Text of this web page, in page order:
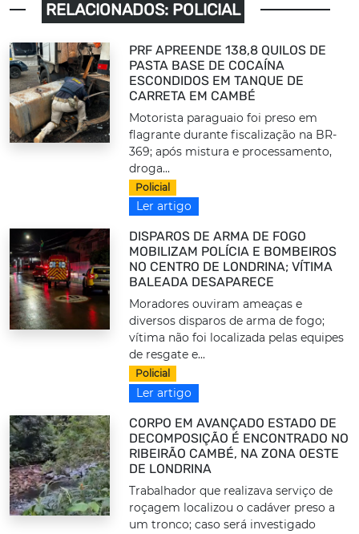
RELACIONADOS: POLICIAL
PRF APREENDE 138,8 QUILOS DE
PASTA BASE DE COCAÍNA
ESCONDIDOS EM TANQUE DE
CARRETA EM CAMBÉ
Motorista paraguaio foi preso em
flagrante durante fiscalização na BR-
369; após mistura e processamento,
droga...
Policial
Ler artigo
DISPAROS DE ARMA DE FOGO
MOBILIZAM POLÍCIA E BOMBEIROS
NO CENTRO DE LONDRINA; VÍTIMA
BALEADA DESAPARECE
Moradores ouviram ameaças e
diversos disparos de arma de fogo;
vítima não foi localizada pelas equipes
de resgate e...
Policial
Ler artigo
CORPO EM AVANÇADO ESTADO DE
DECOMPOSIÇÃO É ENCONTRADO NO
RIBEIRÃO CAMBÉ, NA ZONA OESTE
DE LONDRINA
Trabalhador que realizava serviço de
roçagem localizou o cadáver preso a
um tronco; caso será investigado